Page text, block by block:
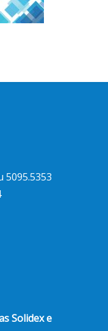
5095.5353
Solidex e